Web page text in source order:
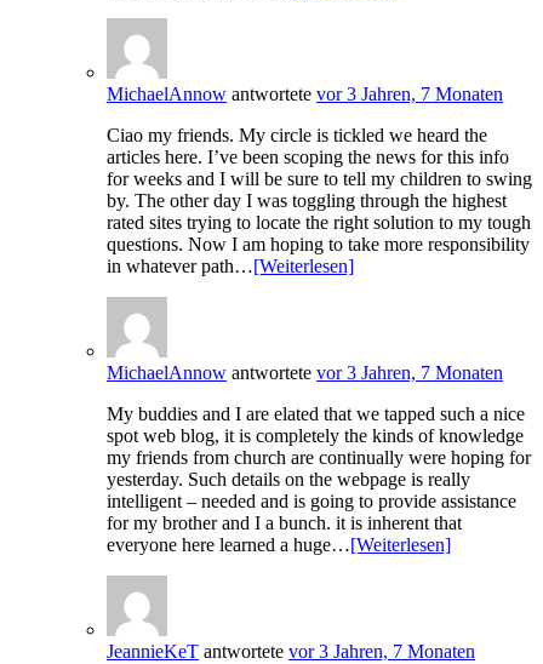
MichaelAnnow antwortete vor 3 Jahren, 7 Monaten
Ciao my friends. My circle is tickled we heard the
articles here. I’ve been scoping the news for this info
for weeks and I will be sure to tell my children to swing
by. The other day I was toggling through the highest
rated sites trying to locate the right solution to my tough
questions. Now I am hoping to take more responsibility
in whatever path…[Weiterlesen]
MichaelAnnow antwortete vor 3 Jahren, 7 Monaten
My buddies and I are elated that we tapped such a nice
spot web blog, it is completely the kinds of knowledge
my friends from church are continually were hoping for
yesterday. Such details on the webpage is really
intelligent – needed and is going to provide assistance
for my brother and I a bunch. it is inherent that
everyone here learned a huge…[Weiterlesen]
JeannieKeT antwortete vor 3 Jahren, 7 Monaten